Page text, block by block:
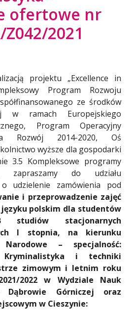
ofertowe nr
Z042/2021
projektu „Excellence in
Program Rozwoju
ze środków
w ramach Europejskiego
Program Operacyjny
Rozwój 2014-2020, Oś
wyższe dla gospodarki
3.5 Kompleksowe programy
zapraszamy do udziału
udzielenie zamówienia pod
i przeprowadzenie zajęć
polskim dla studentów
studiów stacjonarnych
I stopnia, na kierunku
Narodowe – specjalność:
Kryminalistyka i techniki
zimowym i letnim roku
2022 w Wydziale Nauk
Dąbrowie Górniczej oraz
w Cieszynie: